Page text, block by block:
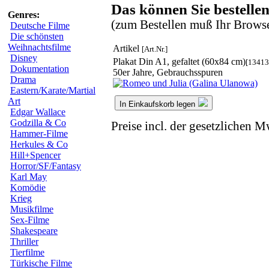
Genres:
Deutsche Filme
Die schönsten
Weihnachtsfilme
Disney
Dokumentation
Drama
Eastern/Karate/Martial
Art
Edgar Wallace
Godzilla & Co
Hammer-Filme
Herkules & Co
Hill+Spencer
Horror/SF/Fantasy
Karl May
Komödie
Krieg
Musikfilme
Sex-Filme
Shakespeare
Thriller
Tierfilme
Türkische Filme
Das können Sie
(zum Bestellen muß Ihr
Artikel [Art.Nr.]
Plakat Din A1, gefaltet (60x84 cm)
50er Jahre, Gebrauchsspuren
In Einkaufskorb legen
Preise incl. der gesetzlichen